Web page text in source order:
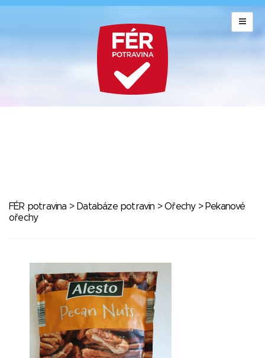
FÉR potravina > Databáze potravin >Ořechy> Pekanové
ořechy